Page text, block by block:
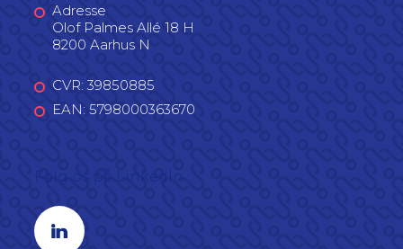
Adresse
Olof Palmes Allé 18 H
8200 Aarhus N
CVR: 39850885
EAN: 5798000363670
Linkedin profil